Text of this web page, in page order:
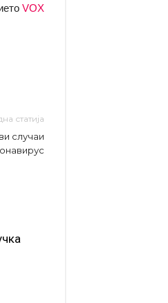
VOX
статија
случаи